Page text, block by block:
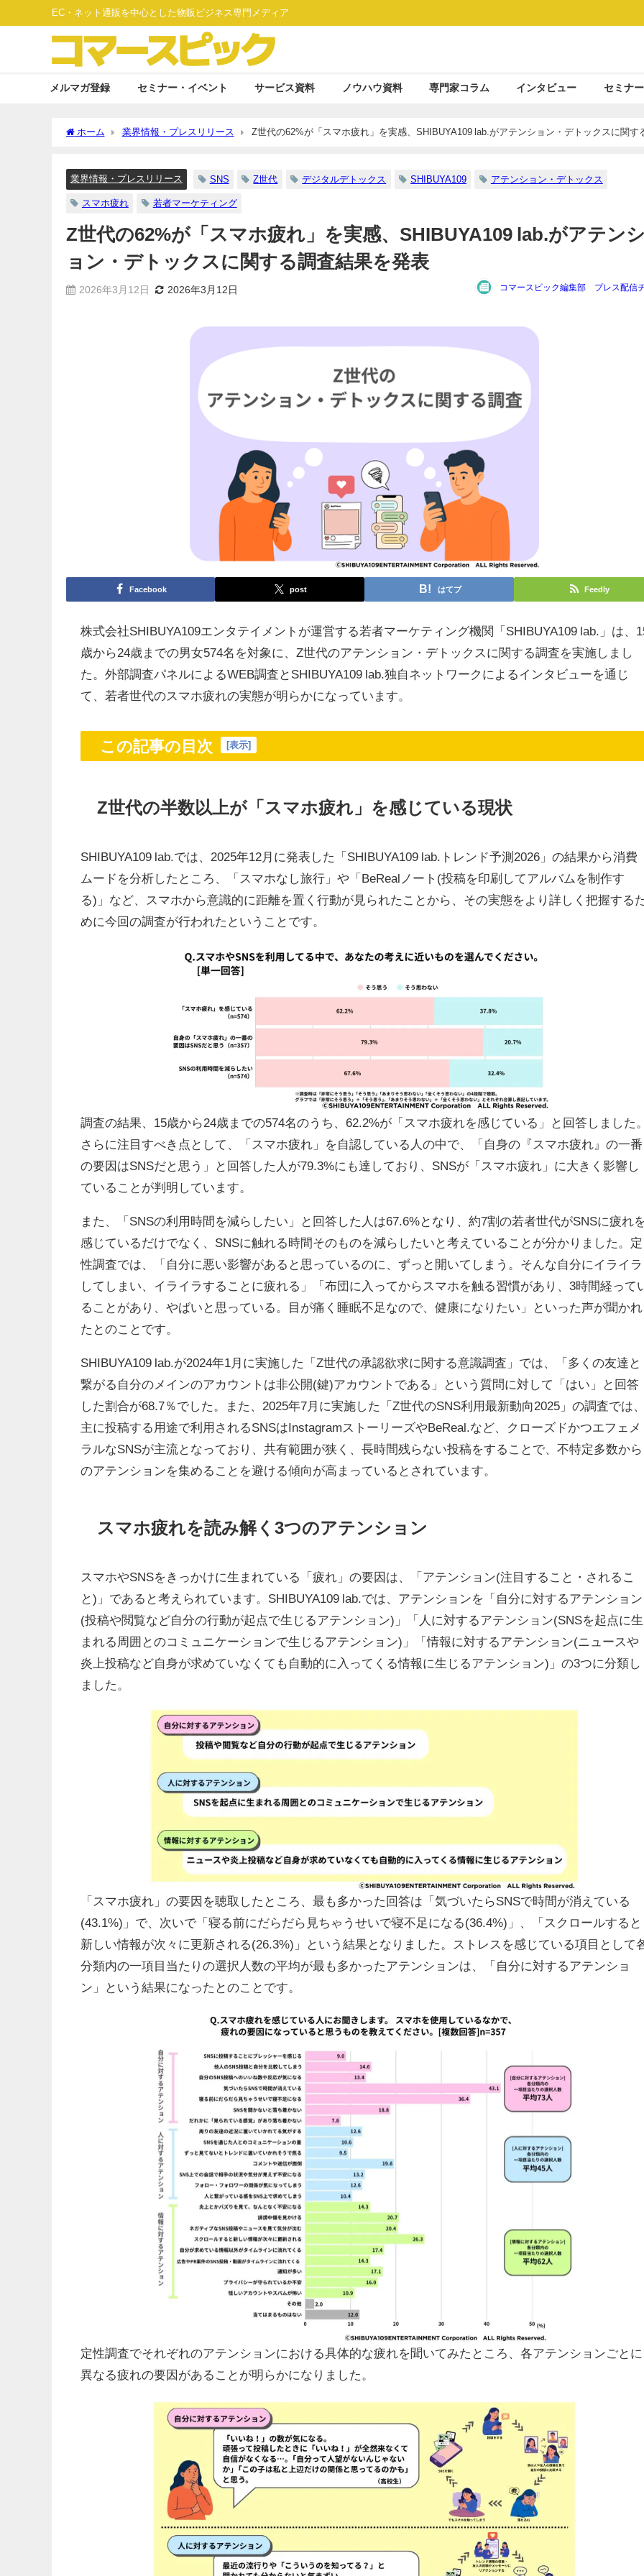
EC・ネット通販を中心とした物販ビジネス専門メディア
メルマガ登録 セミナー・イベント サービス資料 ノウハウ資料 専門家コラム インタビュー セミナ
ホーム 業界情報・プレスリリース
Z世代の62%が「スマホ疲れ」を実感、SHIBUYA109 lab.がアテンション・デトックスに関す
業界情報・プレスリリース SNS Z世代 デジタルデトックス SHIBUYA109 アテンション・デトックス
スマホ疲れ 若者マーケティング
Z世代の62%が「スマホ疲れ」を実感、SHIBUYA109 lab.がアテン
ョン・デトックスに関する調査結果を発表
2026年3月12日 2026年3月12日 コマースピック編集部 プレス配信
Facebook post はてブ Feedly
株式会社SHIBUYA109エンタテイメントが運営する若者マーケティング機関「SHIBUYA109 lab.」は、
歳から24歳までの男女574名を対象に、Z世代のアテンション・デトックスに関する調査を実施しまし
た。外部調査パネルによるWEB調査とSHIBUYA109 lab.独自ネットワークによるインタビューを通じ
て、若者世代のスマホ疲れの実態が明らかになっています。
この記事の目次 [表示]
Z世代の半数以上が「スマホ疲れ」を感じている現状
SHIBUYA109 lab.では、2025年12月に発表した「SHIBUYA109 lab.トレンド予測2026」の結果から消費
ムードを分析したところ、「スマホなし旅行」や「BeRealノート(投稿を印刷してアルバムを制作す
る)」など、スマホから意識的に距離を置く行動が見られたことから、その実態をより詳しく把握する
めに今回の調査が行われたということです。
調査の結果、15歳から24歳までの574名のうち、62.2%が「スマホ疲れを感じている」と回答しました
さらに注目すべき点として、「スマホ疲れ」を自認している人の中で、「自身の『スマホ疲れ』の一番
の要因はSNSだと思う」と回答した人が79.3%にも達しており、SNSが「スマホ疲れ」に大きく影響し
ていることが判明しています。
また、「SNSの利用時間を減らしたい」と回答した人は67.6%となり、約7割の若者世代がSNSに疲れ
感じているだけでなく、SNSに触れる時間そのものを減らしたいと考えていることが分かりました。定
性調査では、「自分に悪い影響があると思っているのに、ずっと開いてしまう。そんな自分にイライラ
してしまい、イライラすることに疲れる」「布団に入ってからスマホを触る習慣があり、3時間経って
ることがあり、やばいと思っている。目が痛く睡眠不足なので、健康になりたい」といった声が聞かれ
たとのことです。
SHIBUYA109 lab.が2024年1月に実施した「Z世代の承認欲求に関する意識調査」では、「多くの友達と
繋がる自分のメインのアカウントは非公開(鍵)アカウントである」という質問に対して「はい」と回答
した割合が68.7％でした。また、2025年7月に実施した「Z世代のSNS利用最新動向2025」の調査では
主に投稿する用途で利用されるSNSはInstagramストーリーズやBeReal.など、クローズドかつエフェメ
ラルなSNSが主流となっており、共有範囲が狭く、長時間残らない投稿をすることで、不特定多数から
のアテンションを集めることを避ける傾向が高まっているとされています。
スマホ疲れを読み解く3つのアテンション
スマホやSNSをきっかけに生まれている「疲れ」の要因は、「アテンション(注目すること・されるこ
と)」であると考えられています。SHIBUYA109 lab.では、アテンションを「自分に対するアテンション
(投稿や閲覧など自分の行動が起点で生じるアテンション)」「人に対するアテンション(SNSを起点に生
まれる周囲とのコミュニケーションで生じるアテンション)」「情報に対するアテンション(ニュースや
炎上投稿など自身が求めていなくても自動的に入ってくる情報に生じるアテンション)」の3つに分類し
ました。
「スマホ疲れ」の要因を聴取したところ、最も多かった回答は「気づいたらSNSで時間が消えている
(43.1%)」で、次いで「寝る前にだらだら見ちゃうせいで寝不足になる(36.4%)」、「スクロールすると
新しい情報が次々に更新される(26.3%)」という結果となりました。ストレスを感じている項目として
分類内の一項目当たりの選択人数の平均が最も多かったアテンションは、「自分に対するアテンショ
ン」という結果になったとのことです。
定性調査でそれぞれのアテンションにおける具体的な疲れを聞いてみたところ、各アテンションごとに
異なる疲れの要因があることが明らかになりました。